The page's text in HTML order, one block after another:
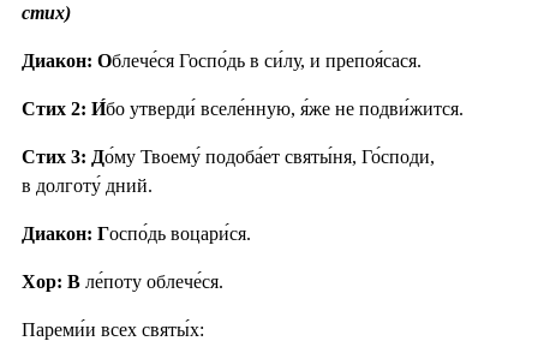
стих)
Диакон: Облече́ся Госпо́дь в си́лу, и препоя́сася.
Стих 2: И́бо утверди́ вселе́нную, я́же не подви́жится.
Стих 3: До́му Твоему́ подоба́ет святы́ня, Го́споди,
в долготу́ дний.
Диакон: Госпо́дь воцари́ся.
Хор: В ле́поту облече́ся.
Пареми́и всех святы́х: